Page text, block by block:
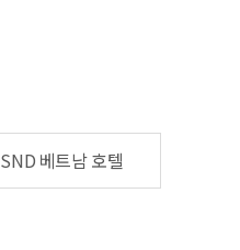
SND 베트남 호텔